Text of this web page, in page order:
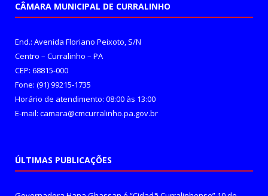
CÂMARA MUNICIPAL DE CURRALINHO
End.: Avenida Floriano Peixoto, S/N
Centro – Curralinho – PA
CEP: 68815-000
Fone: (91) 99215-1735
Horário de atendimento: 08:00 às 13:00
E-mail: camara@cmcurralinho.pa.gov.br
ÚLTIMAS PUBLICAÇÕES